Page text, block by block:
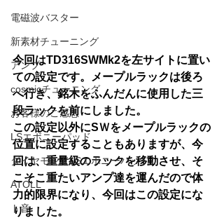
電磁波バスター
新素材チューニング
アンプ
cosmicチューニング
お客様のご感想
LSエボニーパッド
ダイヤモンドLSエボニーパッド
ATOLL
ト音
今回はTD316SWMk2を左サイトに置い
ての設定です。メープルラックは後ろ
へ行き、銘木をふんだんに使用した三
段ラックを前にしました。
この設定以外にSＷをメープルラックの
位置に設定することもありますが、今
回は、重量級のラックを移動させ、そ
こそこ重たいアンプ達を運んだので体
力的限界になり、今回はこの設定にな
りました。